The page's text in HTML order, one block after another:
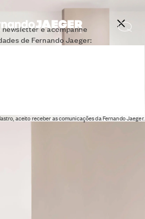
e acompanhe
de Fernando Jaeger:
aceito receber as comunicações da Fernando Jaeger.